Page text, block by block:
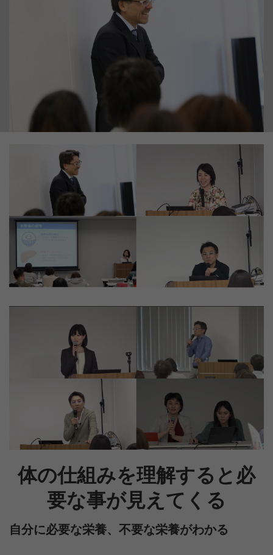
体の仕組みを理解すると必
要な事が見えてくる
自分に必要な栄養、不要な栄養がわかる